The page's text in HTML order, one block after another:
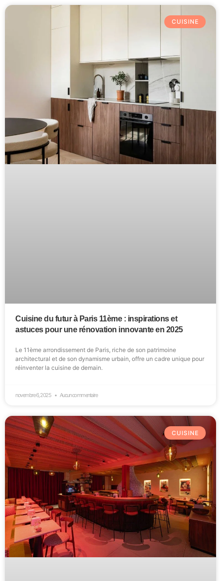
CUISINE
Cuisine du futur à Paris 11ème : inspirations et
astuces pour une rénovation innovante en 2025
Le 11ème arrondissement de Paris, riche de son patrimoine
architectural et de son dynamisme urbain, offre un cadre unique pour
réinventer la cuisine de demain.
novembre 6, 2025 Aucun commentaire
CUISINE